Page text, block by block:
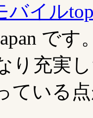
バイル
で
り充実
ている